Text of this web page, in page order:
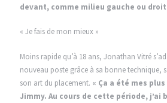
devant, comme milieu gauche ou
« Je fais de mon mieux »
Moins rapide qu’à 18 ans, Jonathan Vitré
nouveau poste grâce à sa bonne technique,
son art du placement. « Ça a été mes
Jimmy. Au cours de cette période, j’ai